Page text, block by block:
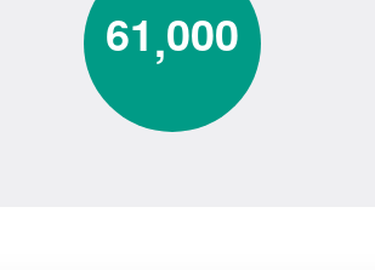
61,000